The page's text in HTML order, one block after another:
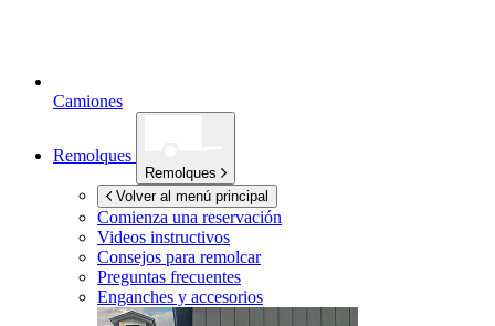
Camiones
Remolques
Remolques
Volver al menú principal
Comienza una reservación
Videos instructivos
Consejos para remolcar
Preguntas frecuentes
Enganches y accesorios